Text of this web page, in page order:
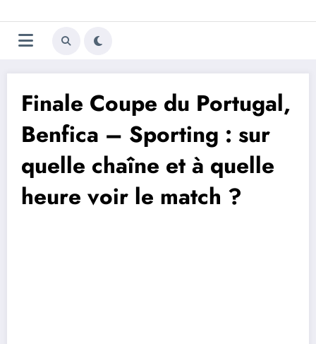
au
contenu
Trivela
L'actualité du football
Finale Coupe du Portugal,
Benfica – Sporting : sur
quelle chaîne et à quelle
heure voir le match ?